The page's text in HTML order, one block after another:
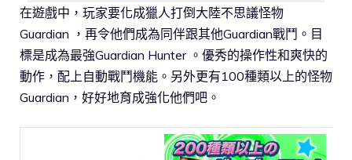
在遊戲中，玩家要化成獵人打倒大陸不思議怪物
Guardian ，再令他們成為同伴跟其他Guardian戰鬥。目
標是成為最強Guardian Hunter 。優秀的操作性和爽快的
動作，配上自動戰鬥機能。另外更有100種類以上的怪物
Guardian，好好地育成強化他們吧。